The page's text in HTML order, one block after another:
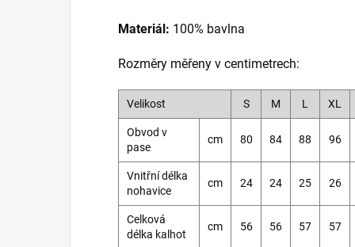
Materiál: 100% bavlna
Rozměry měřeny v centimetrech:
Velikost S M L XL
Obvod v
pase
cm 80 84 88 96
Vnitřní délka
nohavice
cm 24 24 25 26
Celková
délka kalhot
cm 56 56 57 57